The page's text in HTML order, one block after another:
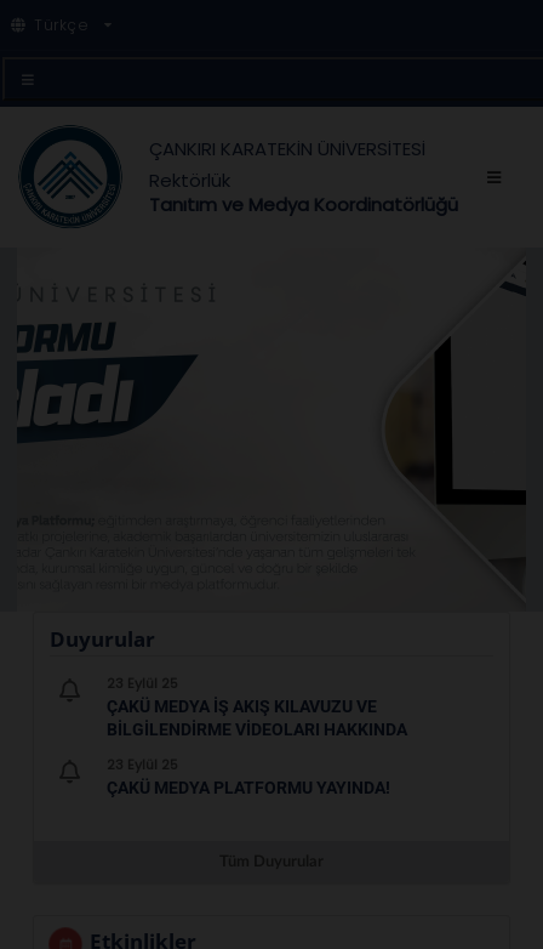
Türkçe
ÇANKIRI KARATEKİN ÜNİVERSİTESİ
Rektörlük
Tanıtım ve Medya Koordinatörlüğü
Duyurular
ÇAKÜ MEDYA İŞ AKIŞ KILAVUZU VE
BILGILENDIRME VIDEOLARI HAKKINDA
ÇAKÜ MEDYA PLATFORMU YAYINDA!
Etkinlikler